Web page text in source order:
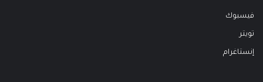
فيسبوك
تويتر
إنستاغرام